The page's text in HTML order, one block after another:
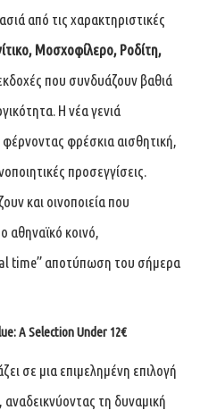
από τις χαρακτηριστικές
Μοσχοφίλερο, Ροδίτη,
που συνδυάζουν βαθιά
Η νέα γενιά
φρέσκια αισθητική,
προσεγγίσεις.
και οινοποιεία που
αθηναϊκό κοινό,
time” αποτύπωση του σήμερα
A Selection Under 12€
σε μια επιμελημένη επιλογή
τη δυναμική